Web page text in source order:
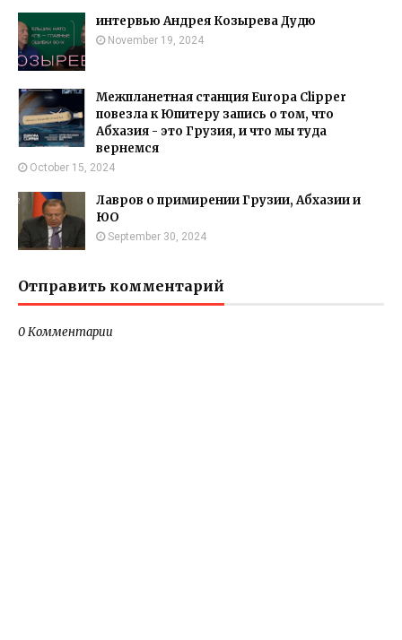
интервью Андрея Козырева Дудю
November 19, 2024
Межпланетная станция Europa Clipper
повезла к Юпитеру запись о том, что
Абхазия - это Грузия, и что мы туда
вернемся
October 15, 2024
Лавров о примирении Грузии, Абхазии и
ЮО
September 30, 2024
Отправить комментарий
0 Комментарии